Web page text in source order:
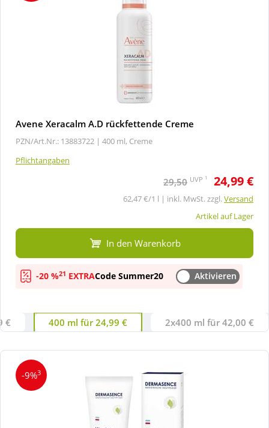
Avene Xeracalm A.D rückfettende Creme
PZN/Art.Nr.: 13883722 | 400 ml, Creme
Pflichtangaben
29,50 UVP 1 24,99 €
62,47 €/1 l | inkl. MwSt. zzgl.Versand
Artikel auf Lager
In den Warenkorb
-20 %21 EXTRACode Summer20 Aktivieren
€ 400 ml für 24,99 € 2x400 ml für 42,00 €
-9%3